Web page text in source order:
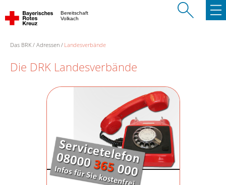
Bereitschaft
Volkach
Das BRK Adressen Landesverbände
Die DRK Landesverbände